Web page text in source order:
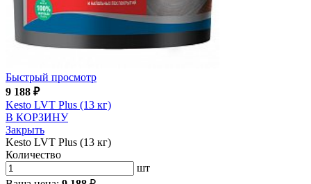
Быстрый просмотр
9 188 ₽
Kesto LVT Plus (13 кг)
В КОРЗИНУ
Закрыть
Kesto LVT Plus (13 кг)
Количество
шт